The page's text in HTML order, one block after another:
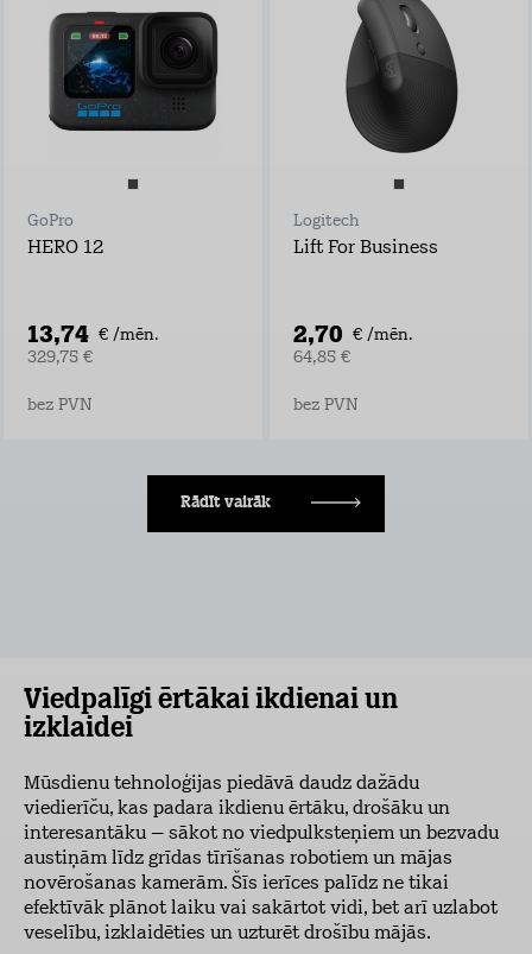
GoPro
HERO 12
13,74 € /mēn.
329,75 €
bez PVN
Logitech
Lift For Business
2,70 € /mēn.
64,85 €
bez PVN
Rādīt vairāk
Viedpalīgi ērtākai ikdienai un
izklaidei
Mūsdienu tehnoloģijas piedāvā daudz dažādu
viedierīču, kas padara ikdienu ērtāku, drošāku un
interesantāku – sākot no viedpulksteņiem un bezvadu
austiņām līdz grīdas tīrīšanas robotiem un mājas
novērošanas kamerām. Šīs ierīces palīdz ne tikai
efektīvāk plānot laiku vai sakārtot vidi, bet arī uzlabot
veselību, izklaidēties un uzturēt drošību mājās.